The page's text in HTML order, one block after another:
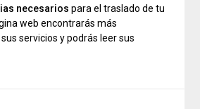
necesariospara el traslado de tu
web encontrarás más
servicios y podrás leer sus